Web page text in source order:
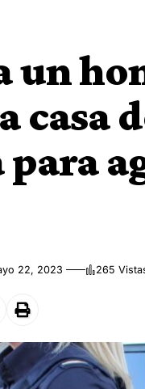
un
casa
22, 2023 265